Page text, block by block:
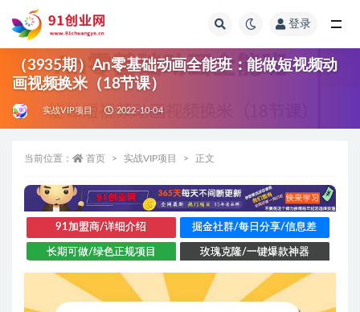
登录
（3935期）An零基础动画全能班：能做短视频动
画视频换米（18节课）
实战VIP项目 2022-10-04
当前位置： 首页 实战VIP项目 正文
91加盟商/详细介绍 掘金社群/每日分享/信息差
长期可做/绿色正规项目 玫瑰克隆/一键爆款神器